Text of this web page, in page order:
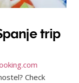
trip
.com
Check